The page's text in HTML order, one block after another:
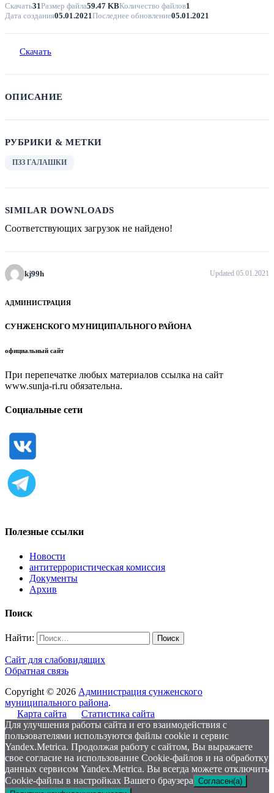
Скачать31Размер файла59.47 KBКоличество файлов1
Дата создания05.01.2021Последнее обновление05.01.2021
Скачать
ОПИСАНИЕ
РУБРИКИ & МЕТКИ
ПЗЗ ГАЛАШКИ
SIMILAR DOWNLOADS
Соответствующих загрузок не найдено!
kj99h Updated 05.01.2021
АДМИНИСТРАЦИЯ
СУНЖЕНСКОГО МУНИЦИПАЛЬНОГО РАЙОНА
официальный сайт
При перепечатке любых материалов ссылка на сайт
www.sunja-ri.ru обязательна.
Социальные сети
Полезные ссылки
Новости
антитеррористическая комиссия
Документы
Архив
Поиск
Найти:
Сайт для слабовидящих
Обратная связь
Copyright © 2026 Администрация сунженского
муниципального района.
Карта сайта
Статистика сайта
Для улучшения работы сайта и его взаимодействия с
пользователями используются файлы cookie и сервис
Yandex.Metrica. Продолжая работу с сайтом, Вы выражаете
свое согласие на использование Cookie-файлов и на обработку
данных сервисом Yandex.Metrica. Вы всегда можете отключить
Cookie-файлы в настройках Вашего браузера Согласен(а)